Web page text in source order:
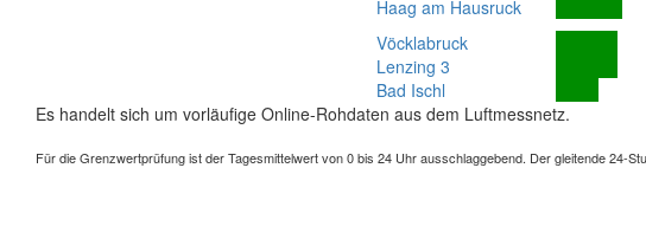
Haag am Hausruck
Vöcklabruck
Lenzing 3
Bad Ischl
Es handelt sich um vorläufige Online-Rohdaten aus dem Luftmessnetz.
Für die Grenzwertprüfung ist der Tagesmittelwert von 0 bis 24 Uhr ausschlaggebend. Der gleitende 24-